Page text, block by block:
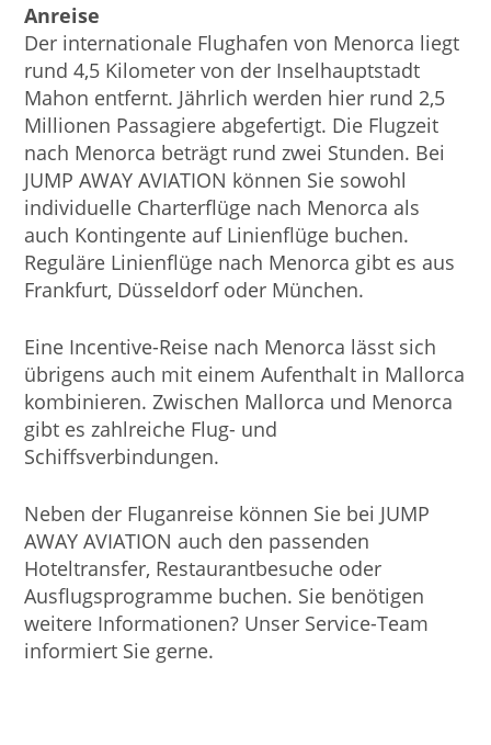
Anreise
Der internationale Flughafen von Menorca liegt
rund 4,5 Kilometer von der Inselhauptstadt
Mahon entfernt. Jährlich werden hier rund 2,5
Millionen Passagiere abgefertigt. Die Flugzeit
nach Menorca beträgt rund zwei Stunden. Bei
JUMP AWAY AVIATION können Sie sowohl
individuelle Charterflüge nach Menorca als
auch Kontingente auf Linienflüge buchen.
Reguläre Linienflüge nach Menorca gibt es aus
Frankfurt, Düsseldorf oder München.
Eine Incentive-Reise nach Menorca lässt sich
übrigens auch mit einem Aufenthalt in Mallorca
kombinieren. Zwischen Mallorca und Menorca
gibt es zahlreiche Flug- und
Schiffsverbindungen.
Neben der Fluganreise können Sie bei JUMP
AWAY AVIATION auch den passenden
Hoteltransfer, Restaurantbesuche oder
Ausflugsprogramme buchen. Sie benötigen
weitere Informationen? Unser Service-Team
informiert Sie gerne.